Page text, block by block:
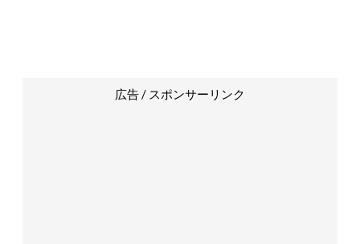
広告 / スポンサーリンク